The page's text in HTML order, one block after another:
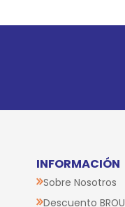
INFORMACIÓN
Sobre Nosotros
Descuento BROU